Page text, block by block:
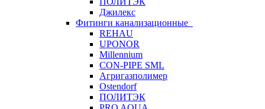
Джилекс
Фитинги канализационные
REHAU
UPONOR
Millennium
CON-PIPE SML
Агригазполимер
Ostendorf
ПОЛИТЭК